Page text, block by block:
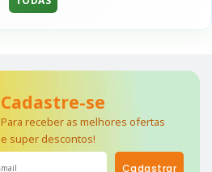
Cadastre-se
Para receber as melhores ofertas
e super descontos!
Cadastrar